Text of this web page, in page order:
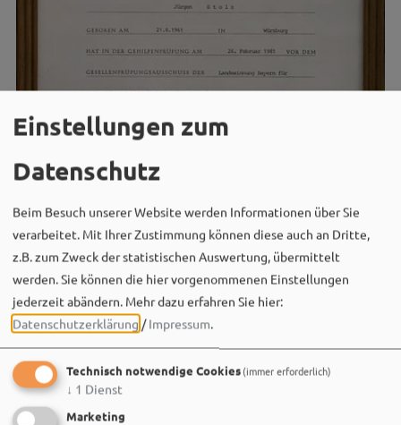
Einstellungen zum
Datenschutz
Beim Besuch unserer Website werden Informationen über Sie
verarbeitet. Mit Ihrer Zustimmung können diese auch an Dritte,
z.B. zum Zweck der statistischen Auswertung, übermittelt
werden. Sie können die hier vorgenommenen Einstellungen
jederzeit abändern. Mehr dazu erfahren Sie hier:
Datenschutzerklärung /Impressum.
Technisch notwendige Cookies(immer erforderlich)
↓ 1 Dienst
Marketing